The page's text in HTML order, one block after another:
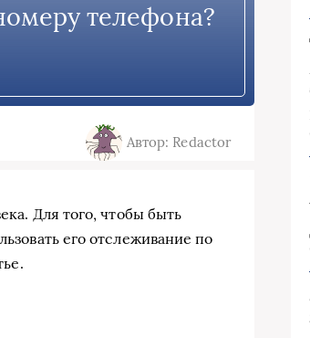
телефона?
Автор: Redactor
Для того, чтобы быть
его отслеживание по